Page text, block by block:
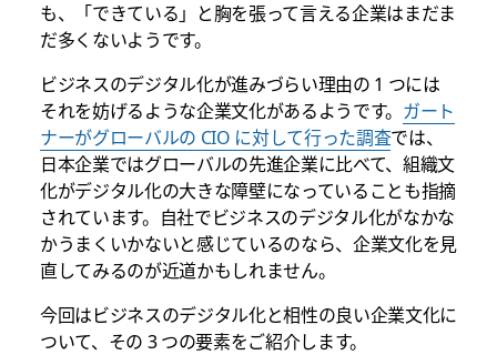
も、「できている」と胸を張って言える企業はまだま
だ多くないようです。
ビジネスのデジタル化が進みづらい理由の 1 つには
それを妨げるような企業文化があるようです。 ガート
ナーがグローバルの CIO に対して行った調査では、
日本企業ではグローバルの先進企業に比べて、組織文
化がデジタル化の大きな障壁になっていることも指摘
されています。自社でビジネスのデジタル化がなかな
かうまくいかないと感じているのなら、企業文化を見
直してみるのが近道かもしれません。
今回はビジネスのデジタル化と相性の良い企業文化に
ついて、その 3 つの要素をご紹介します。